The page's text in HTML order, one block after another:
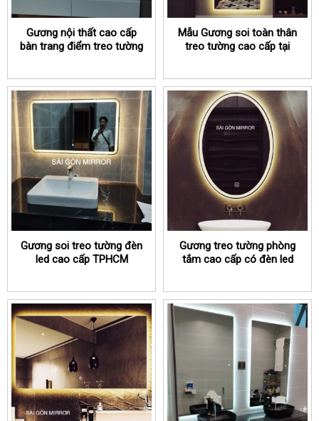
Gương nội thất cao cấp
bàn trang điểm treo tường
Mẫu Gương soi toàn thân
treo tường cao cấp tại
Gương soi treo tường đèn
led cao cấp TPHCM
Gương treo tường phòng
tắm cao cấp có đèn led